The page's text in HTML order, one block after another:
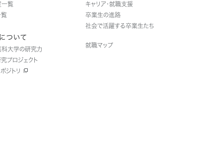
一覧
覧
ついて
科大学の研究力
プロジェクト
ジトリ
キャリア・就職支援
卒業生の進路
社会で活躍する卒業生たち
就職マップ